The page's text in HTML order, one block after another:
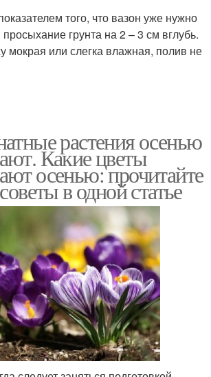
того, что вазон уже нужно
просыхание грунта на 2 – 3 см вглубь.
мокрая или слегка влажная, полив не
растения осенью
Какие цветы
осенью: прочитайте
в одной статье